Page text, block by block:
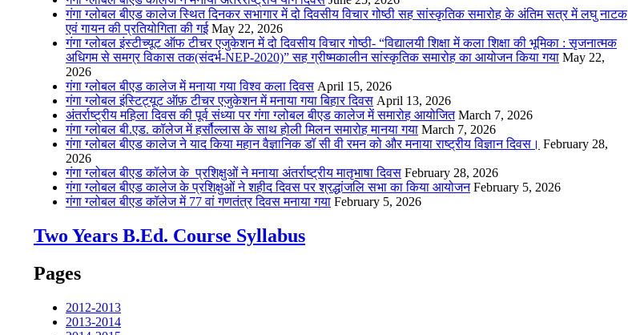
गंगा ग्लोबल बीएड कालेज स्थित दिनकर सभागार में दो दिवसीय विचार गोष्ठी सह सांस्कृतिक समारोह के अंतिम सत्र में लघु नाटक
एवं गायन की प्रतियोगिता की गई May 22, 2026
गंगा ग्लोबल इंस्टीच्यूट ऑफ टीचर एजुकेशन में दो दिवसीय विचार गोष्ठी- “विद्यालयी शिक्षा में कला शिक्षा की भूमिका : सृजनात्मक
अधिगम से समग्र विकास तक(संदर्भ-NEP-2020)” सह ग्रीष्मकालीन सांस्कृतिक समारोह का आयोजन किया गया May 22,
2026
गंगा ग्लोबल बीएड कालेज में मनाया गया विश्व कला दिवस April 15, 2026
गंगा ग्लोबल इंस्टिट्यूट ऑफ़ टीचर एजुकेशन में मनाया गया बिहार दिवस April 13, 2026
अंतर्राष्ट्रीय महिला दिवस की पूर्व संध्या पर गंगा ग्लोबल बीएड कालेज में समारोह आयोजित March 7, 2026
गंगा ग्लोबल बी.एड. कॉलेज में हर्सौल्लास के साथ होली मिलन समारोह मानया गया March 7, 2026
गंगा ग्लोबल बीएड कालेज ने याद किया महान वैज्ञानिक डॉ सी वी रमन को और मनाया राष्ट्रीय विज्ञान दिवस। February 28,
2026
गंगा ग्लोबल बीएड कॉलेज के प्रशिक्षुओं ने मनाया अंतर्राष्ट्रीय मातृभाषा दिवस February 28, 2026
गंगा ग्लोबल बीएड कालेज के प्रशिक्षुओं ने शहीद दिवस पर श्रद्धांजलि सभा का किया आयोजन February 5, 2026
गंगा ग्लोबल बीएड कॉलेज में 77 वां गणतंत्र दिवस मनाया गया February 5, 2026
Two Years B.Ed. Course Syllabus
Pages
2012-2013
2013-2014